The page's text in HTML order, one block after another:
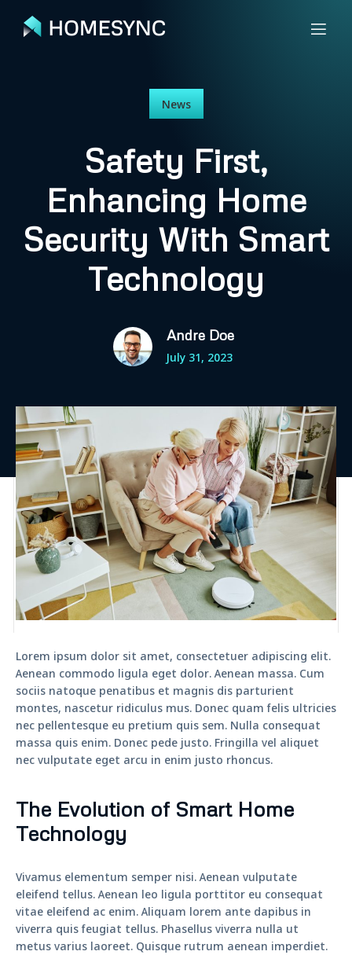
News
Safety First,
Enhancing Home
Security With Smart
Technology
Andre Doe
July 31, 2023
Lorem ipsum dolor sit amet, consectetuer adipiscing elit.
Aenean commodo ligula eget dolor. Aenean massa. Cum
sociis natoque penatibus et magnis dis parturient
montes, nascetur ridiculus mus. Donec quam felis ultricies
nec pellentesque eu pretium quis sem. Nulla consequat
massa quis enim. Donec pede justo. Fringilla vel aliquet
nec vulputate eget arcu in enim justo rhoncus.
The Evolution of Smart Home
Technology
Vivamus elementum semper nisi. Aenean vulputate
eleifend tellus. Aenean leo ligula porttitor eu consequat
vitae eleifend ac enim. Aliquam lorem ante dapibus in
viverra quis feugiat tellus. Phasellus viverra nulla ut
metus varius laoreet. Quisque rutrum aenean imperdiet.